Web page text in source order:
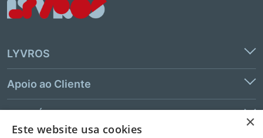
LYVROS
Apoio ao Cliente
×
Este website usa cookies